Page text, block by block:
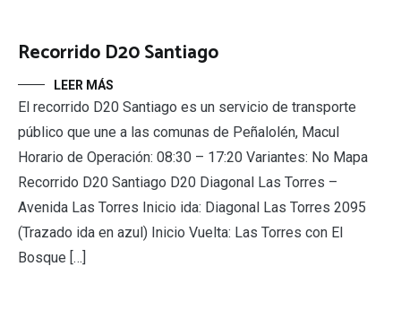
Recorrido D20 Santiago
LEER MÁS
El recorrido D20 Santiago es un servicio de transporte
público que une a las comunas de Peñalolén, Macul
Horario de Operación: 08:30 – 17:20 Variantes: No Mapa
Recorrido D20 Santiago D20 Diagonal Las Torres –
Avenida Las Torres Inicio ida: Diagonal Las Torres 2095
(Trazado ida en azul) Inicio Vuelta: Las Torres con El
Bosque […]